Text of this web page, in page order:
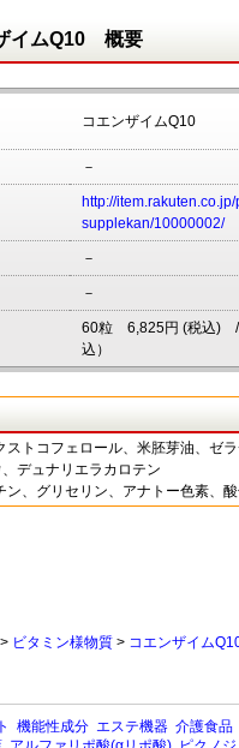
イムQ10 概要
コエンザイムQ10
－
http://
supplekan/10000002/
－
－
60粒 6,825円 (税込)
込）
ストコフェロール、米胚芽油、ゼ
デュナリエラカロテン
ン、グリセリン、アナトー色素、
> ビタミン様物質 > コエンザイム
機能性成分 エステ機器 介護食品